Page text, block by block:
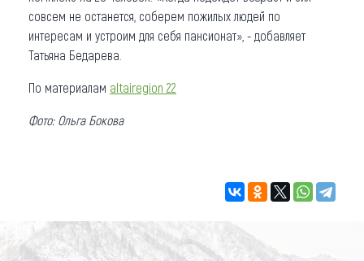
совсем не останется, соберем пожилых людей по
интересам и устроим для себя пансионат», - добавляет
Татьяна Бедарева.
По материалам altairegion 22
Фото: Ольга Бокова